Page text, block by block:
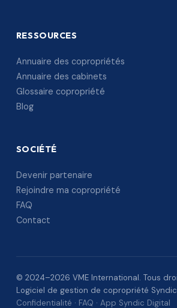
RESSOURCES
Annuaire des copropriétés
Annuaire des cabinets
Glossaire copropriété
Blog
SOCIÉTÉ
Devenir partenaire
Rejoindre ma copropriété
FAQ
Contact
© 2024–2026 VME International. Tous
Logiciel de gestion de copropriété
Confidentialité · FAQ · App Syndic Digital